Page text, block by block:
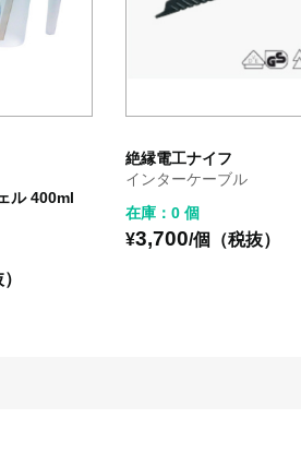
ル 400ml
絶縁電工ナイフ
インターケーブル
在庫：0 個
¥3,700/個（税抜）